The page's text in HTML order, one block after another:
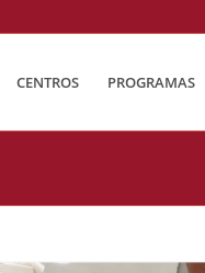
CENTROS PROGRAMAS